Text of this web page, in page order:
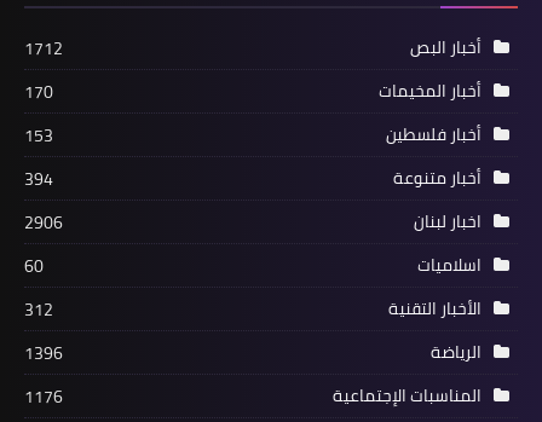
أخبار متنوعة
رابطة علماء فلسطين في لبنان تدعو
الفصائل الفلسطينية للأخذ على يد القاتل
أخبار البص
1712
أخبار المخيمات
170
أخبار فلسطين
153
أخبار متنوعة
394
اخبار لبنان
2906
اسلاميات
60
الأخبار التقنية
312
الرياضة
1396
المناسبات الإجتماعية
1176